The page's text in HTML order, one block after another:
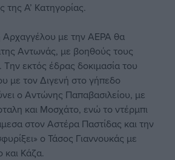
Α’ Κατηγορίας.
Αρχαγγέλου με την ΑΕΡΑ θα
Αντωνάς, με βοηθούς τους
εκτός έδρας δοκιμασία του
με τον Διγενή στο γήπεδο
ο Αντώνης Παπαβασιλείου, με
και Μοσχάτο, ενώ το ντέρμπι
στον Αστέρα Παστίδας και την
ο Τάσος Γιαννουκάς με
Κάζα.